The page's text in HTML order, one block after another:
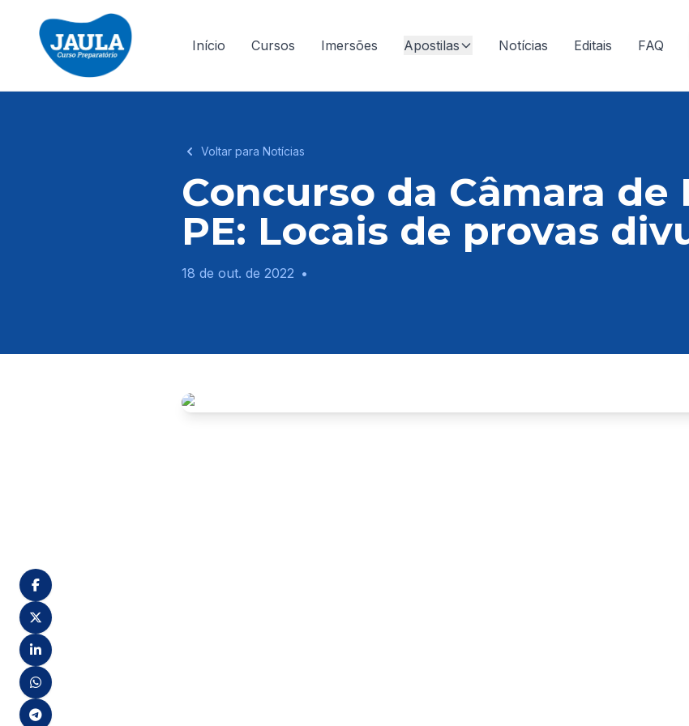
Início Cursos Imersões Apostilas Notícias Editais FAQ
Voltar para Notícias
Concurso da Câmara de
PE: Locais de provas
18 de out. de 2022 •